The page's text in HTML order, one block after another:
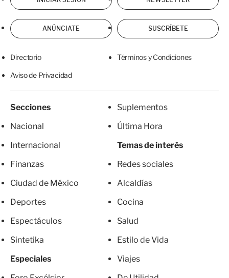
ANÚNCIATE SUSCRÍBETE
Directorio Términos y Condiciones
Aviso de Privacidad
Secciones
Nacional
Internacional
Finanzas
Ciudad de México
Deportes
Espectáculos
Sintetika
Especiales
Suplementos
Última Hora
Temas de interés
Redes sociales
Alcaldías
Cocina
Salud
Estilo de Vida
Viajes